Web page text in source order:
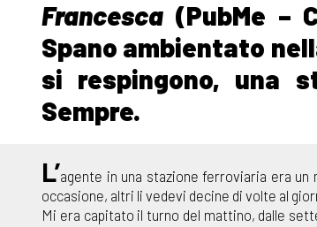
Francesca (PubMe –
Spano ambientato
si respingono, una
Sempre.
L’agente in una stazione ferroviaria era un
occasione, altri li vedevi decine di volte al
Mi era capitato il turno del mattino, dalle